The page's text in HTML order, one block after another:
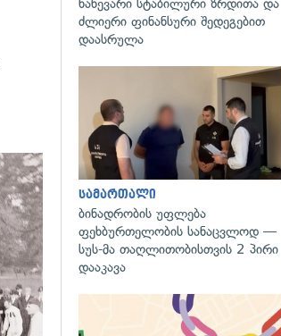
ნახევარი სტაბილური ზრდითა და
ძლიერი ფინანსური შედეგებით
დაასრულა
სამართალი
ბინადრობის უფლება
ფეხბურთელობის სანაცვლოდ —
სუს-მა თაღლითობისთვის 2 პირი
დააკავა